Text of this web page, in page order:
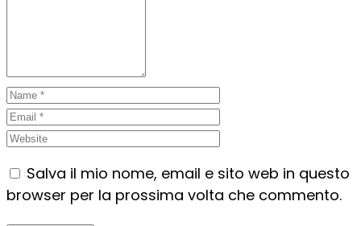
Salva il mio nome, email e sito web in questo
browser per la prossima volta che commento.